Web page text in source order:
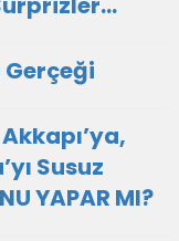
Akkapı’ya,
Susuz
YAPAR MI?